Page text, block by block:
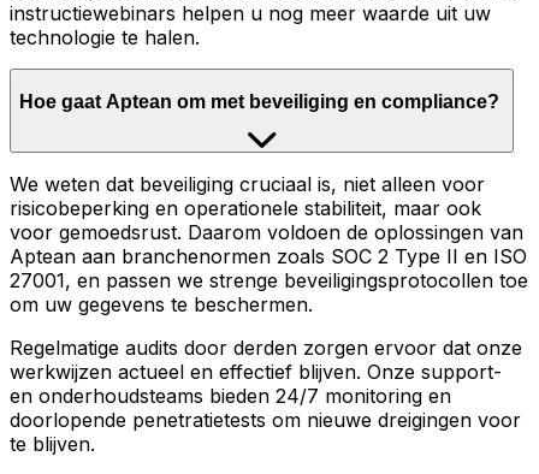
instructiewebinars helpen u nog meer waarde uit uw
technologie te halen.
Hoe gaat Aptean om met beveiliging en compliance?
We weten dat beveiliging cruciaal is, niet alleen voor
risicobeperking en operationele stabiliteit, maar ook
voor gemoedsrust. Daarom voldoen de oplossingen van
Aptean aan branchenormen zoals SOC 2 Type II en ISO
27001, en passen we strenge beveiligingsprotocollen toe
om uw gegevens te beschermen.
Regelmatige audits door derden zorgen ervoor dat onze
werkwijzen actueel en effectief blijven. Onze support-
en onderhoudsteams bieden 24/7 monitoring en
doorlopende penetratietests om nieuwe dreigingen voor
te blijven.